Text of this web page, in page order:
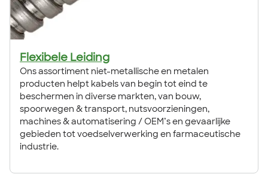
Flexibele Leiding
Ons assortiment niet-metallische en metalen
producten helpt kabels van begin tot eind te
beschermen in diverse markten, van bouw,
spoorwegen & transport, nutsvoorzieningen,
machines & automatisering / OEM’s en gevaarlijke
gebieden tot voedselverwerking en farmaceutische
industrie.